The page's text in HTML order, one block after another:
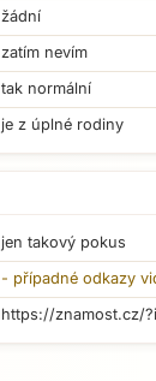
žádní
zatím nevím
tak normální
je z úplné rodiny
jen takový pokus
- případné odkazy
https://znamost.cz/